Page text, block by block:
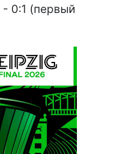
- 0:1 (первый